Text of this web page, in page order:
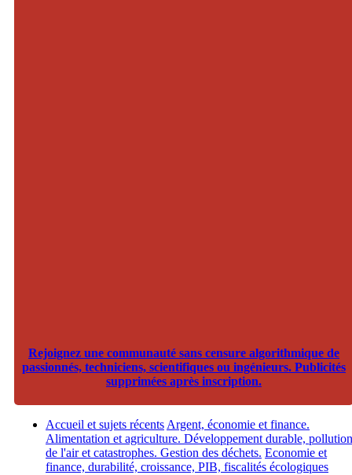
Rejoignez une communauté sans censure algorithmique de
passionnés, techniciens, scientifiques ou ingénieurs. Publicités
supprimées après inscription.
Accueil et sujets récentsArgent, économie et finance.
Alimentation et agriculture. Développement durable, pollution
de l'air et catastrophes. Gestion des déchets. Economie et
finance, durabilité, croissance, PIB, fiscalités écologiques